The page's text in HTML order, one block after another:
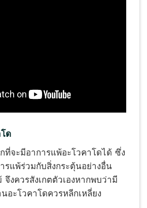
ด
จะมีอาการแพ้อะโวคาโดได้ ซึ่ง
รแพ้ร่วมกับสิ่งกระตุ้นอย่างอื่น
จึงควรสังเกตตัวเองหากพบว่ามี
อะโวคาโดควรหลีกเหลี่ยง